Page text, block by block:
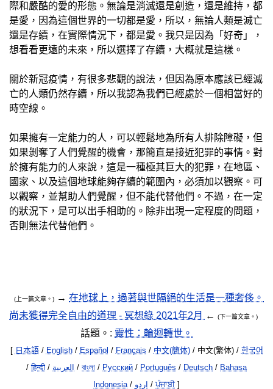
際和嚴酷的愛的形態。無論是消滅還是創造，還是維持，都
是愛，因為這個世界的一切都是愛，所以，無論人類是滅亡
還是存續，在實際情況下，都是愛。我只是因為「好奇」，
想看看更遠的未來，所以選擇了存續，大概就是這樣。
關於新冠疫情，有很多悲觀的說法，但因為原本應該已經滅
亡的人類仍然存續，所以我認為我們已經處於一個相當好的
時空線。
如果擁有一定能力的人，可以輕鬆地為所有人排除障礙，但
如果剝奪了人們覺醒的機會，那簡直是接近犯罪的事情。對
於擁有能力的人來說，這是一種極其巨大的犯罪，在地區、
國家、以及這個地球能夠存續的範圍內，必須加以觀察。可
以觀察，並幫助人們覺醒，但不能代替他們。不過，在一定
的狀況下，是可以出手相助的。除非出現一定程度的問題，
否則無法代替他們。
(上一篇文章。) → 在地球上，過著與世隔絕的生活是一種奢侈。
尚未獲得完全自由的道理 - 冥想錄 2021年2月
← (下一篇文章。)
話題。: 靈性：輪迴轉世。
[ 日本語/ English/ Español / Français / 中文(簡体)/ 中文(繁体) / 한국어
/हिन्दी / العربية / বাংলা / Русский / Português / Deutsch / Bahasa
Indonesia/ اردو / ਪੰਜਾਬੀ]